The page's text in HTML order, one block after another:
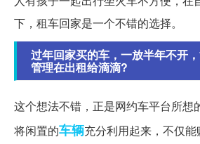
下，租车回家是一个不错的选择。
过年回家买的车，一放半年不开
管理在出租给滴滴?
这个想法不错，正是网约车平台所想
将闲置的车辆充分利用起来，不仅